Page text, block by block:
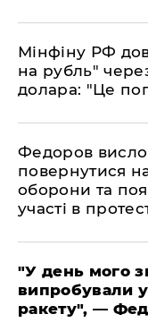
​Мінфіну РФ
на рубль"
долара: "Це
​Федоров
повернутися
оборони та
участі в
​"У день мого
випробували
ракету", —